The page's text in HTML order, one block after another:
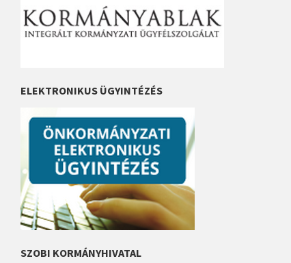
ELEKTRONIKUS ÜGYINTÉZÉS
SZOBI KORMÁNYHIVATAL